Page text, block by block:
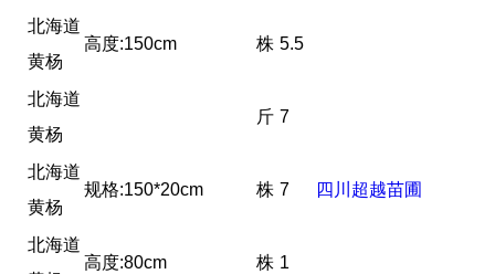
北海道
黄杨
高度:150cm 株 5.5
北海道
黄杨
斤 7
北海道
黄杨
规格:150*20cm 株 7 四川超越苗圃
北海道
高度:80cm 株 1